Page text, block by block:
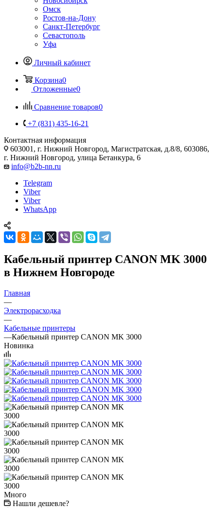
Омск
Ростов-на-Дону
Санкт-Петербург
Севастополь
Уфа
Личный кабинет
Корзина0
Отложенные0
Сравнение товаров0
+7 (831) 435-16-21
Контактная информация
603001, г. Нижний Новгород, Магистратская, д.8/8, 603086,
г. Нижний Новгород, улица Бетанкура, 6
info@b2b-nn.ru
Telegram
Viber
Viber
WhatsApp
Кабельный принтер CANON MK 3000
в Нижнем Новгороде
Главная
—
Электрорасходка
—
Кабельные принтеры
—Кабельный принтер CANON MK 3000
Новинка
Много
Нашли дешевле?